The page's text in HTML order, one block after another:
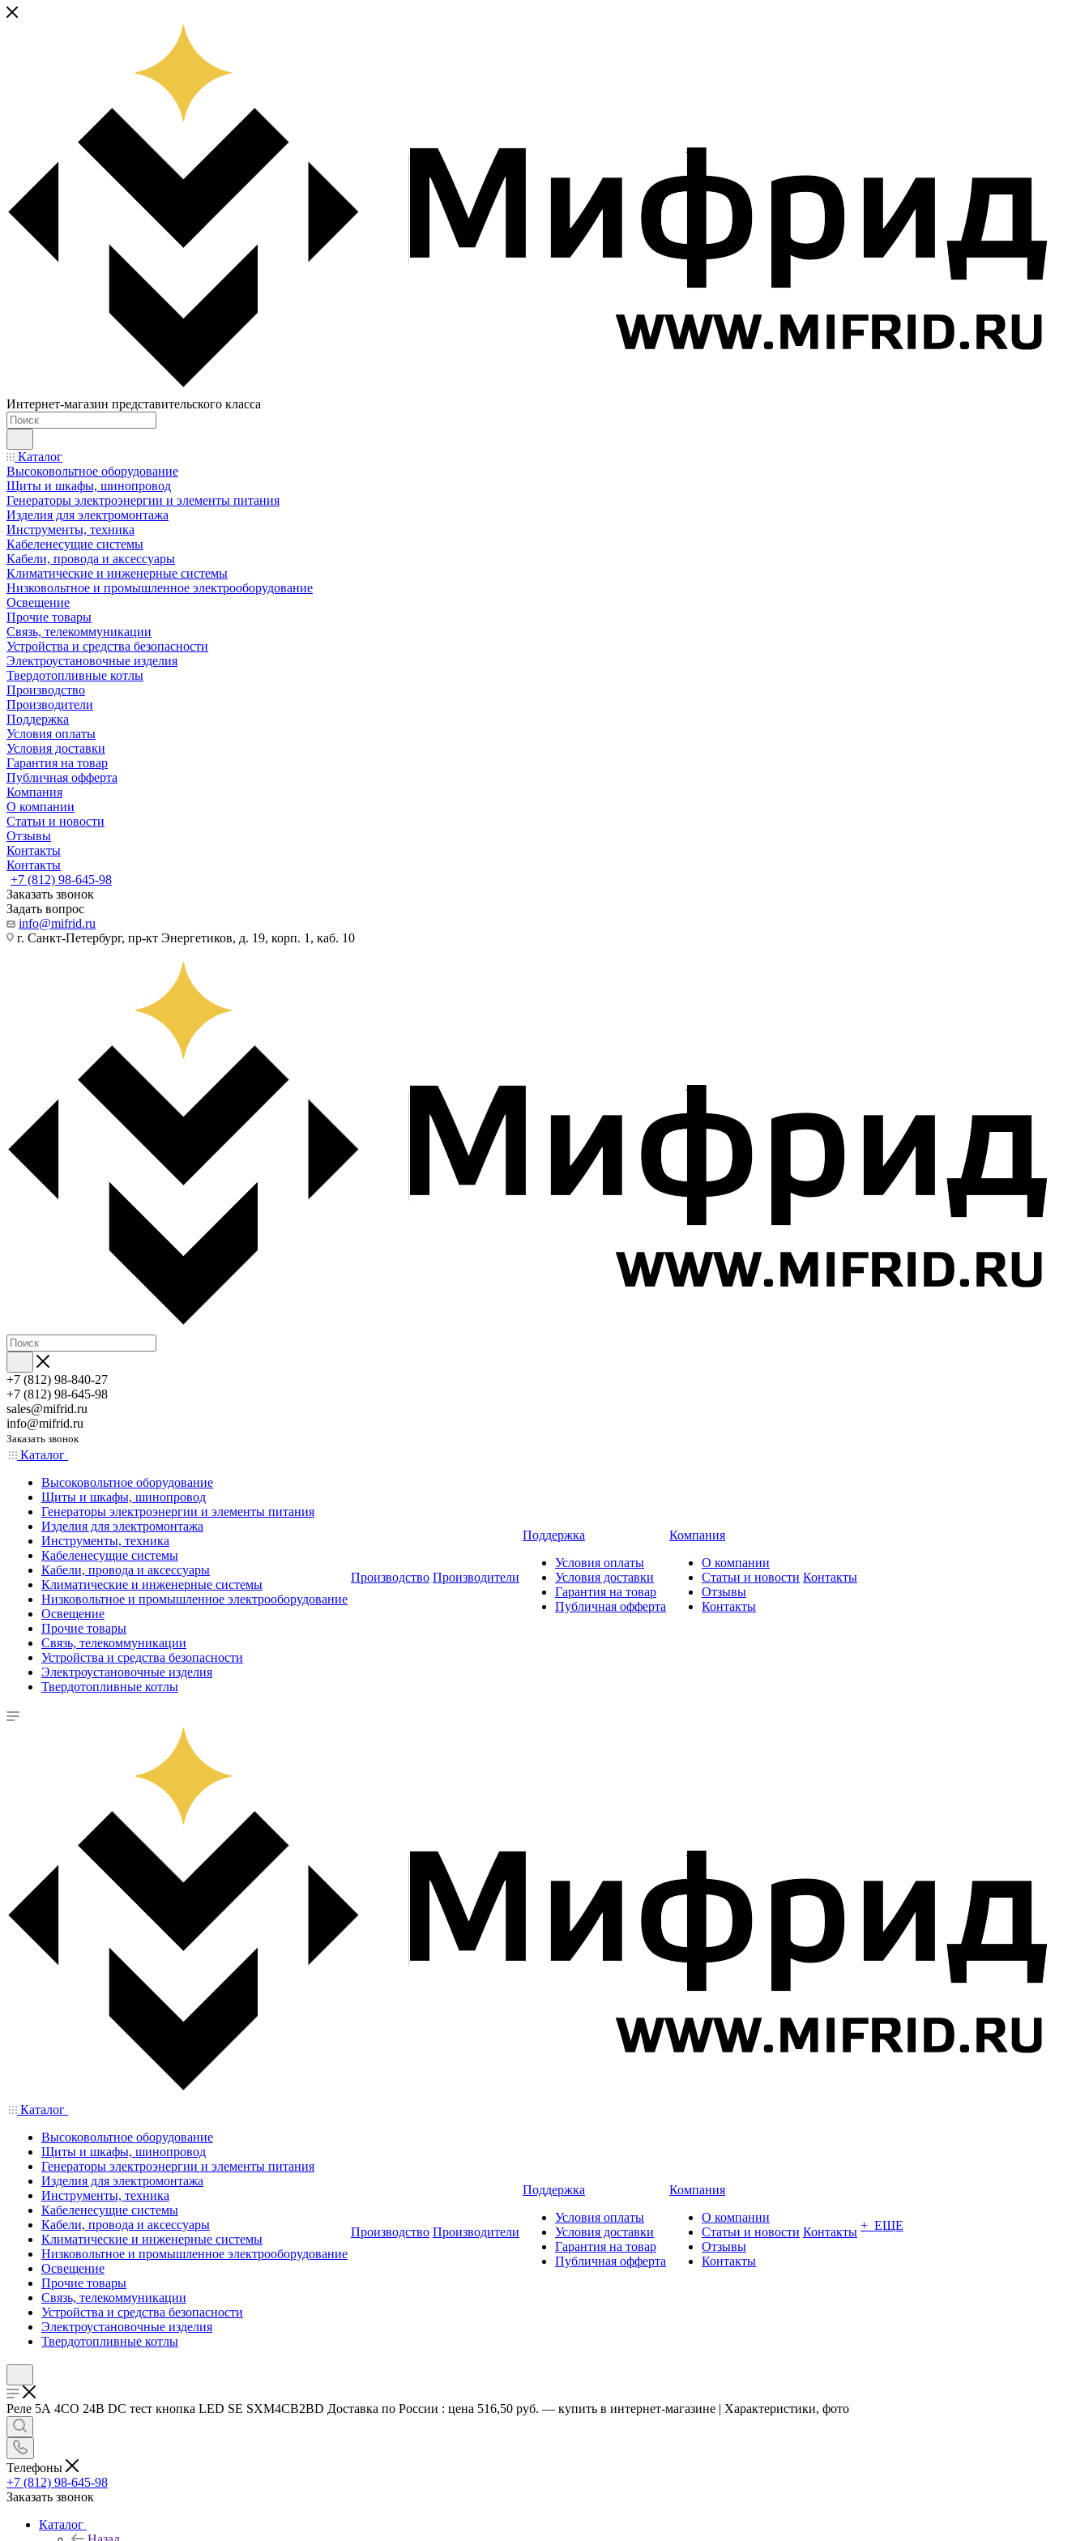
Интернет-магазин представительского класса
Каталог
Высоковольтное оборудование
Щиты и шкафы, шинопровод
Генераторы электроэнергии и элементы питания
Изделия для электромонтажа
Инструменты, техника
Кабеленесущие системы
Кабели, провода и аксессуары
Климатические и инженерные системы
Низковольтное и промышленное электрооборудование
Освещение
Прочие товары
Связь, телекоммуникации
Устройства и средства безопасности
Электроустановочные изделия
Твердотопливные котлы
Производство
Производители
Поддержка
Условия оплаты
Условия доставки
Гарантия на товар
Публичная офферта
Компания
О компании
Статьи и новости
Отзывы
Контакты
Контакты
+7 (812) 98-645-98
Заказать звонок
Задать вопрос
info@mifrid.ru
г. Санкт-Петербург, пр-кт Энергетиков, д. 19, корп. 1, каб. 10
+7 (812) 98-840-27
+7 (812) 98-645-98
sales@mifrid.ru
info@mifrid.ru
Заказать звонок
Каталог
Высоковольтное оборудование
Щиты и шкафы, шинопровод
Генераторы электроэнергии и элементы питания
Изделия для электромонтажа
Инструменты, техника
Кабеленесущие системы
Кабели, провода и аксессуары
Климатические и инженерные системы
Низковольтное и промышленное электрооборудование
Освещение
Прочие товары
Связь, телекоммуникации
Устройства и средства безопасности
Электроустановочные изделия
Твердотопливные котлы
Производство Производители
Поддержка
Условия оплаты
Условия доставки
Гарантия на товар
Публичная офферта
Компания
О компании
Статьи и новости
Отзывы
Контакты
Контакты
Каталог
Высоковольтное оборудование
Щиты и шкафы, шинопровод
Генераторы электроэнергии и элементы питания
Изделия для электромонтажа
Инструменты, техника
Кабеленесущие системы
Кабели, провода и аксессуары
Климатические и инженерные системы
Низковольтное и промышленное электрооборудование
Освещение
Прочие товары
Связь, телекоммуникации
Устройства и средства безопасности
Электроустановочные изделия
Твердотопливные котлы
Производство Производители
Поддержка
Условия оплаты
Условия доставки
Гарантия на товар
Публичная офферта
Компания
О компании
Статьи и новости
Отзывы
Контакты
Контакты + ЕЩЕ
Реле 5А 4CO 24В DC тест кнопка LED SE SXM4CB2BD Доставка по России : цена 516,50 руб. — купить в интернет-магазине | Характеристики, фото
Телефоны
+7 (812) 98-645-98
Заказать звонок
Каталог